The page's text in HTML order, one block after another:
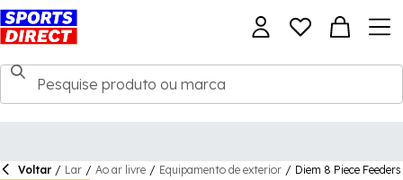
Voltar / Lar / Ao ar livre / Equipamento de exterior / Diem 8 Piece